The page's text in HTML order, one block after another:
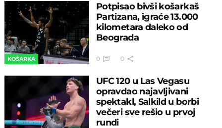
KOŠARKA
Potpisao bivši košarkaš
Partizana, igraće 13.000
kilometara daleko od
Beograda
0 0
UFC 120 u Las Vegasu
opravdao najavljivani
spektakl, Salkild u borbi
večeri sve rešio u prvoj
rundi